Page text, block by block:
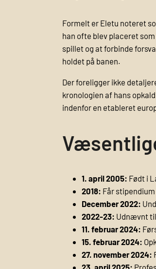
Formelt er Eletu noteret
han ofte blev placeret
spillet og at forbinde
holdet på banen.
Der foreligger ikke
kronologien af hans
indenfor en etableret
1. april 2005: Født i
2018: Får
December 2022:
2022-23: Udnævnt til
11. februar 2024:
15. februar 2024:
27. november 2024: